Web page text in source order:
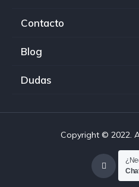
Contacto
Blog
Dudas
Copyright © 2022.